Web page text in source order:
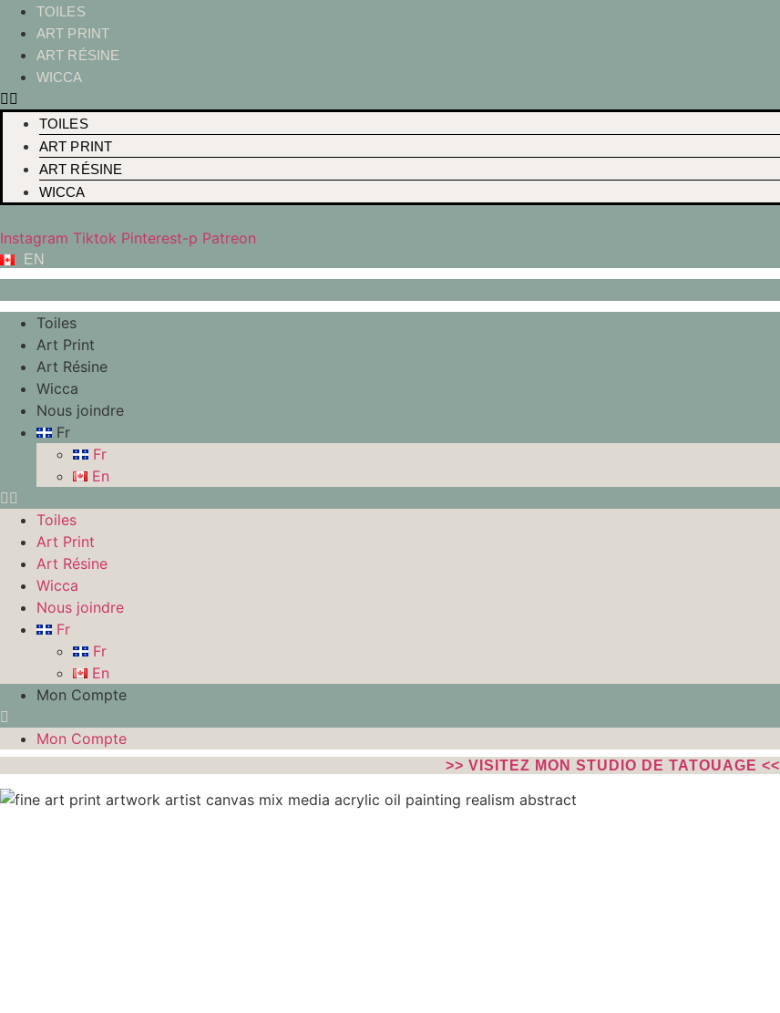
Aller
contenu
TOILES
ART PRINT
ART RÉSINE
WICCA
TOILES
ART PRINT
ART RÉSINE
WICCA
Instagram Tiktok Pinterest-p Patreon
EN
Toiles
Art Print
Art Résine
Wicca
Nous joindre
Fr
Fr
En
Toiles
Art Print
Art Résine
Wicca
Nous joindre
Fr
Fr
En
Mon Compte
Mon Compte
>> VISITEZ MON STUDIO DE TATOUAGE <<